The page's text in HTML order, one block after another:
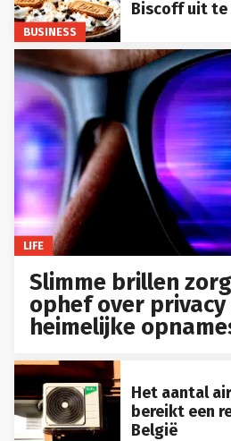
BUSINESS
Biscoff uit te
LIFE
Slimme brillen
ophef over
heimelijke
Het aantal
bereikt een
België